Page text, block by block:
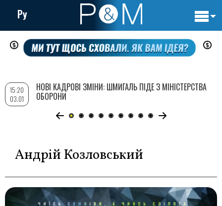
Перейти
до
вмісту
Ру
Андрій Козловський
15:20
03.01
НОВІ КАДРОВІ ЗМІНИ: ШМИГАЛЬ ПІДЕ З МІНІСТЕРСТВА
ОБОРОНИ